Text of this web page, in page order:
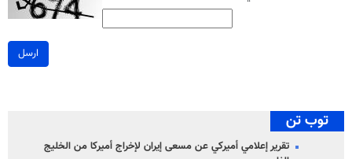
ارسل
توب تن
تقرير إعلامي أميركي عن مسعى إيران لإخراج أميركا من الخليج